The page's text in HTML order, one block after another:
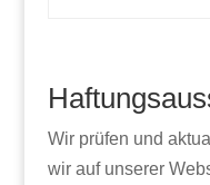
Wir prüfen und
wir auf unserer